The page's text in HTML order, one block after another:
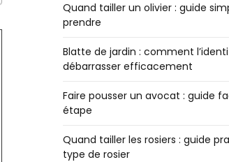
Quand tailler un olivier : guide
prendre
Blatte de jardin : comment
débarrasser efficacement
Faire pousser un avocat : guide
étape
Quand tailler les rosiers : guide
type de rosier